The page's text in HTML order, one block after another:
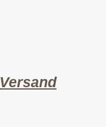
Versand